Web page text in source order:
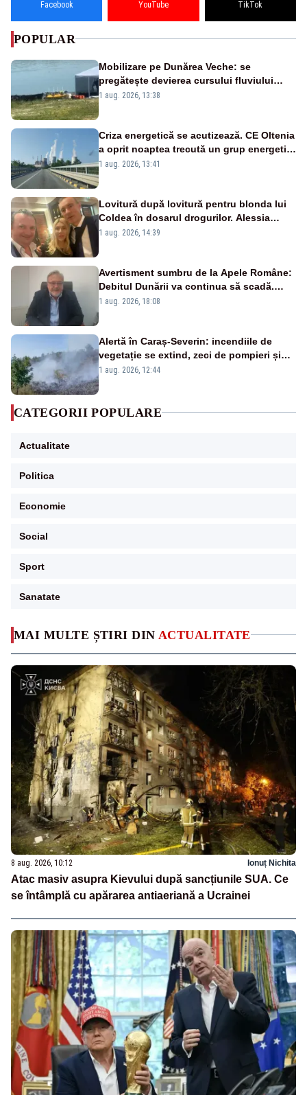
MAI MULTE ȘTIRI DIN ACTUALITATE
8 aug. 2026, 10:12 Ionuț Nichita
Atac masiv asupra Kievului după sancțiunile SUA. Ce
se întâmplă cu apărarea antiaeriană a Ucrainei
Facebook YouTube TikTok
POPULAR
Mobilizare pe Dunărea Veche: se
pregătește devierea cursului fluviului
către Cernavodă – VIDEO
1 aug. 2026, 13:38
Criza energetică se acutizează. CE Oltenia
a oprit noaptea trecută un grup energetic
de la Rovinari
1 aug. 2026, 13:41
Lovitură după lovitură pentru blonda lui
Coldea în dosarul drogurilor. Alessia
Păcuraru explică decizia magistraților
1 aug. 2026, 14:39
Avertisment sumbru de la Apele Române:
Debitul Dunării va continua să scadă.
Cernavodă s-ar putea închide în 4 zile
1 aug. 2026, 18:08
Alertă în Caraș-Severin: incendiile de
vegetație se extind, zeci de pompieri și
silvicultori se luptă cu flăcările - VIDEO
1 aug. 2026, 12:44
CATEGORII POPULARE
Actualitate
Politica
Economie
Social
Sport
Sanatate